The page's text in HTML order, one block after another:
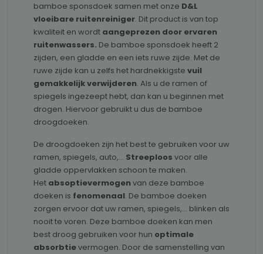
bamboe sponsdoek samen met onze D&L
vloeibare ruitenreiniger. Dit product is van top
kwaliteit en wordt aangeprezen door ervaren
ruitenwassers. De bamboe sponsdoek heeft 2
zijden, een gladde en een iets ruwe zijde. Met de
ruwe zijde kan u zelfs het hardnekkigste vuil
gemakkelijk verwijderen. Als u de ramen of
spiegels ingezeept hebt, dan kan u beginnen met
drogen. Hiervoor gebruikt u dus de bamboe
droogdoeken.
De droogdoeken zijn het best te gebruiken voor uw
ramen, spiegels, auto,... Streeploos voor alle
gladde oppervlakken schoon te maken.
Het absoptievermogen van deze bamboe
doeken is fenomenaal. De bamboe doeken
zorgen ervoor dat uw ramen, spiegels,... blinken als
nooit te voren. Deze bamboe doeken kan men
best droog gebruiken voor hun optimale
absorbtievermogen. Door de samenstelling van